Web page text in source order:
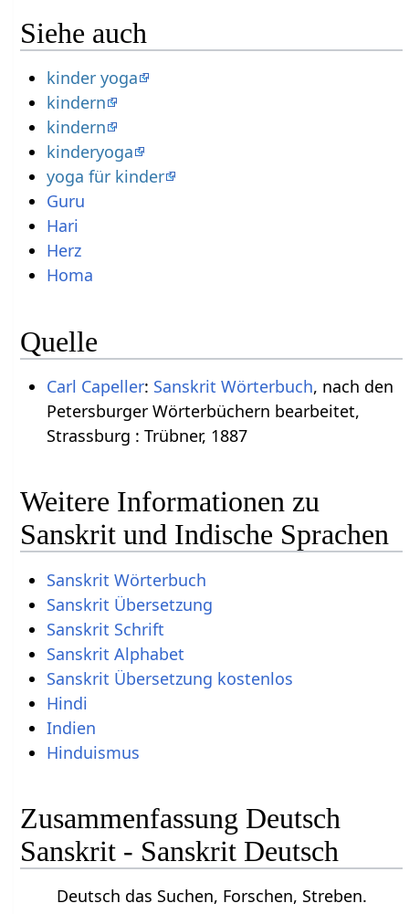
Siehe auch
kinder yoga
kindern
kindern
kinderyoga
yoga für kinder
Guru
Hari
Herz
Homa
Quelle
Carl Capeller: Sanskrit Wörterbuch, nach den
Petersburger Wörterbüchern bearbeitet,
Strassburg : Trübner, 1887
Weitere Informationen zu
Sanskrit und Indische Sprachen
Sanskrit Wörterbuch
Sanskrit Übersetzung
Sanskrit Schrift
Sanskrit Alphabet
Sanskrit Übersetzung kostenlos
Hindi
Indien
Hinduismus
Zusammenfassung Deutsch
Sanskrit - Sanskrit Deutsch
Deutsch das Suchen, Forschen, Streben.